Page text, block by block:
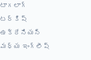
టాగలాగ్
టర్కిష్
ఉక్రేనియన్
మధ్య ఇంగ్లీష్